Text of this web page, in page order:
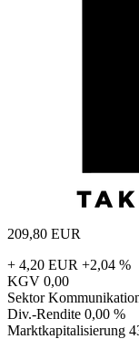
209,80 EUR
+ 4,20 EUR +2,04 %
KGV 0,00
Sektor
Div.-Rendite 0,00 %
Marktkapitalisierung